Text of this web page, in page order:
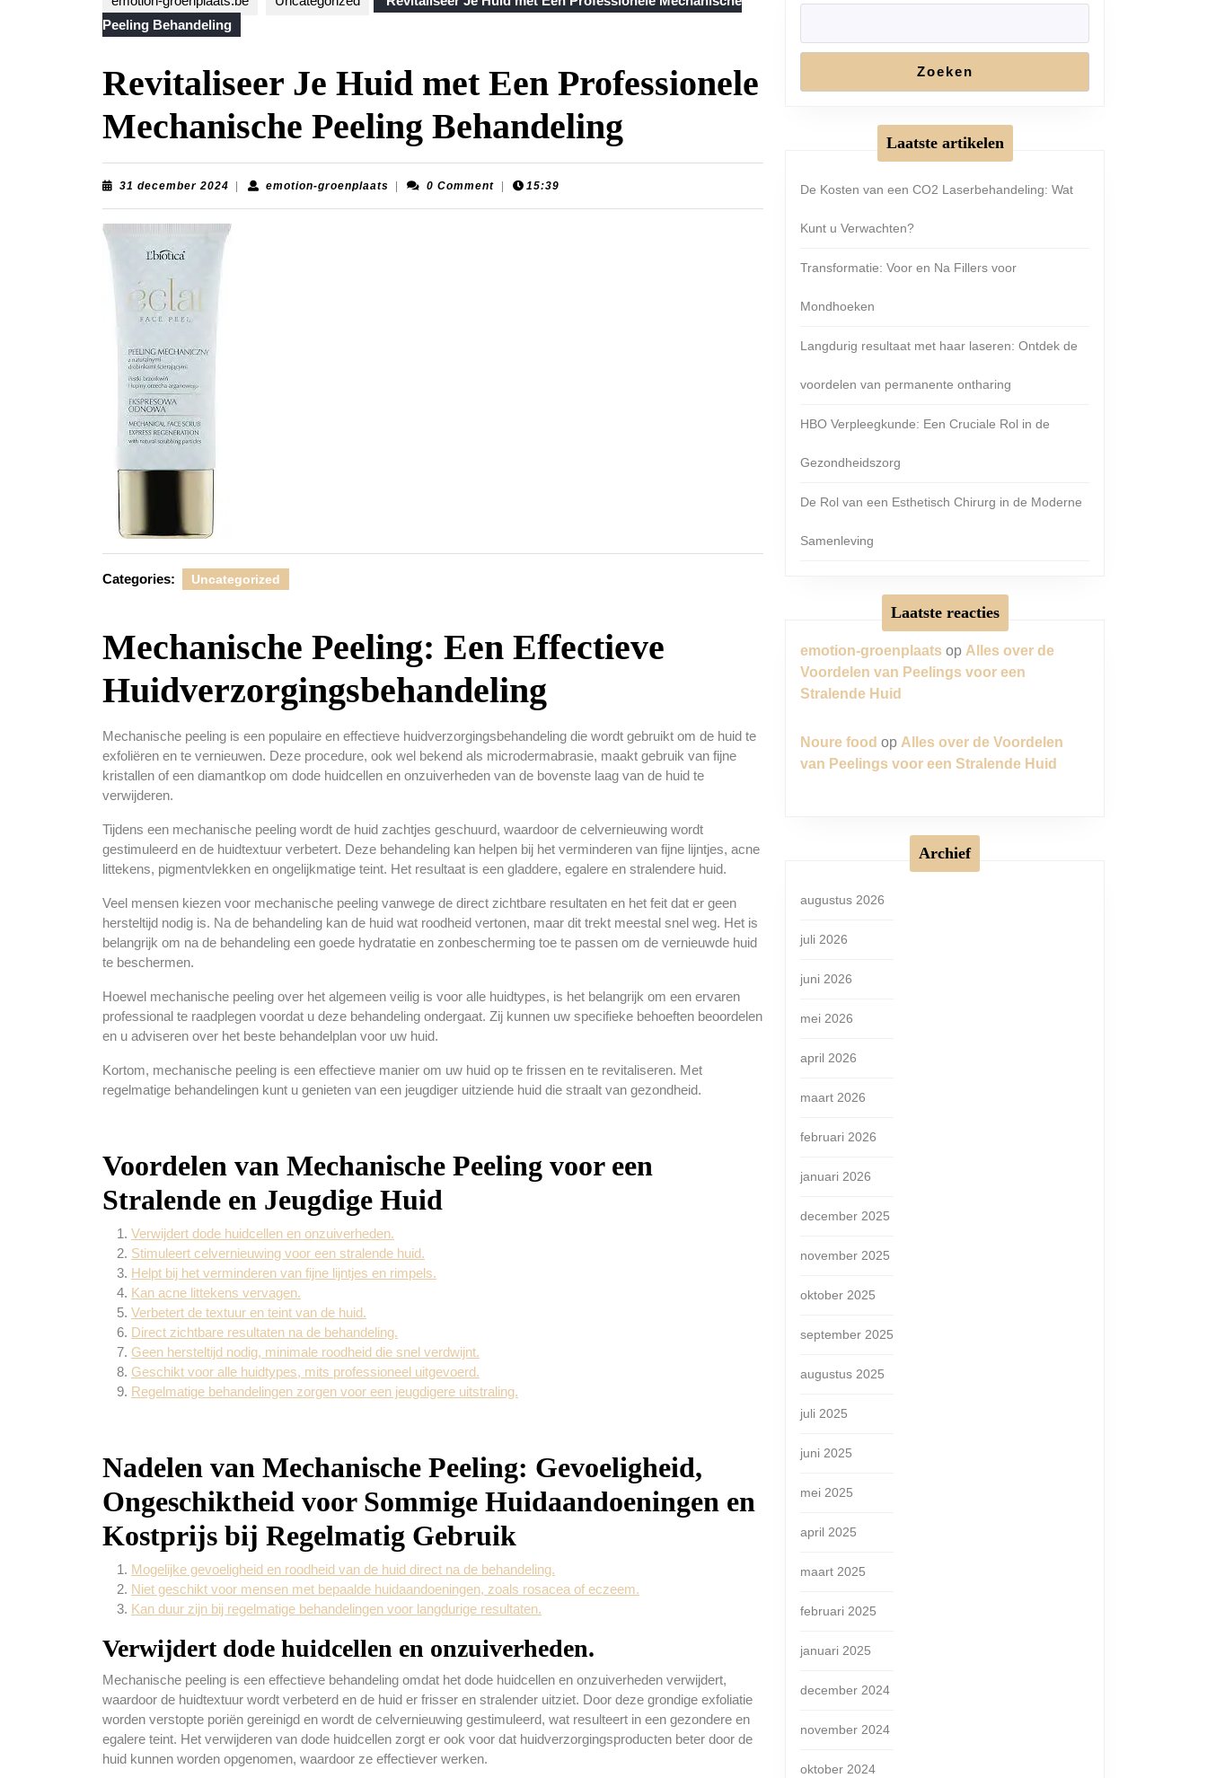
Peeling Behandeling
Revitaliseer Je Huid met Een Professionele
Mechanische Peeling Behandeling
31 december 2024 31
emotion-groenplaatsemotion-0 Comment 15:39
Categories: Uncategorized
Mechanische Peeling: Een Effectieve
Huidverzorgingsbehandeling
Mechanische peeling is een populaire en effectieve huidverzorgingsbehandeling die wordt gebruikt om de huid te
exfoliëren en te vernieuwen. Deze procedure, ook wel bekend als microdermabrasie, maakt gebruik van fijne
kristallen of een diamantkop om dode huidcellen en onzuiverheden van de bovenste laag van de huid te
verwijderen.
Tijdens een mechanische peeling wordt de huid zachtjes geschuurd, waardoor de celvernieuwing wordt
gestimuleerd en de huidtextuur verbetert. Deze behandeling kan helpen bij het verminderen van fijne lijntjes, acne
littekens, pigmentvlekken en ongelijkmatige teint. Het resultaat is een gladdere, egalere en stralendere huid.
Veel mensen kiezen voor mechanische peeling vanwege de direct zichtbare resultaten en het feit dat er geen
hersteltijd nodig is. Na de behandeling kan de huid wat roodheid vertonen, maar dit trekt meestal snel weg. Het is
belangrijk om na de behandeling een goede hydratatie en zonbescherming toe te passen om de vernieuwde huid
te beschermen.
Hoewel mechanische peeling over het algemeen veilig is voor alle huidtypes, is het belangrijk om een ervaren
professional te raadplegen voordat u deze behandeling ondergaat. Zij kunnen uw specifieke behoeften beoordelen
en u adviseren over het beste behandelplan voor uw huid.
Kortom, mechanische peeling is een effectieve manier om uw huid op te frissen en te revitaliseren. Met
regelmatige behandelingen kunt u genieten van een jeugdiger uitziende huid die straalt van gezondheid.
Voordelen van Mechanische Peeling voor een
Stralende en Jeugdige Huid
Verwijdert dode huidcellen en onzuiverheden.
Stimuleert celvernieuwing voor een stralende huid.
Helpt bij het verminderen van fijne lijntjes en rimpels.
Kan acne littekens vervagen.
Verbetert de textuur en teint van de huid.
Direct zichtbare resultaten na de behandeling.
Geen hersteltijd nodig, minimale roodheid die snel verdwijnt.
Geschikt voor alle huidtypes, mits professioneel uitgevoerd.
Regelmatige behandelingen zorgen voor een jeugdigere uitstraling.
Nadelen van Mechanische Peeling: Gevoeligheid,
Ongeschiktheid voor Sommige Huidaandoeningen en
Kostprijs bij Regelmatig Gebruik
Mogelijke gevoeligheid en roodheid van de huid direct na de behandeling.
Niet geschikt voor mensen met bepaalde huidaandoeningen, zoals rosacea of eczeem.
Kan duur zijn bij regelmatige behandelingen voor langdurige resultaten.
Verwijdert dode huidcellen en onzuiverheden.
Mechanische peeling is een effectieve behandeling omdat het dode huidcellen en onzuiverheden verwijdert,
waardoor de huidtextuur wordt verbeterd en de huid er frisser en stralender uitziet. Door deze grondige exfoliatie
worden verstopte poriën gereinigd en wordt de celvernieuwing gestimuleerd, wat resulteert in een gezondere en
egalere teint. Het verwijderen van dode huidcellen zorgt er ook voor dat huidverzorgingsproducten beter door de
huid kunnen worden opgenomen, waardoor ze effectiever werken.
Zoeken
Laatste artikelen
De Kosten van een CO2 Laserbehandeling: Wat
Kunt u Verwachten?
Transformatie: Voor en Na Fillers voor
Mondhoeken
Langdurig resultaat met haar laseren: Ontdek de
voordelen van permanente ontharing
HBO Verpleegkunde: Een Cruciale Rol in de
Gezondheidszorg
De Rol van een Esthetisch Chirurg in de Moderne
Samenleving
Laatste reacties
emotion-groenplaats op Alles over de
Voordelen van Peelings voor een
Stralende Huid
Noure food op Alles over de Voordelen
van Peelings voor een Stralende Huid
Archief
augustus 2026
juli 2026
juni 2026
mei 2026
april 2026
maart 2026
februari 2026
januari 2026
december 2025
november 2025
oktober 2025
september 2025
augustus 2025
juli 2025
juni 2025
mei 2025
april 2025
maart 2025
februari 2025
januari 2025
december 2024
november 2024
oktober 2024